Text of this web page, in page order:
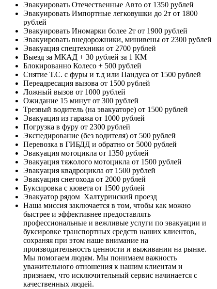
Эвакуировать Отечественные Авто от 1350 рублей
Эвакуировать Импортные легковушки до 2т от 1800
рублей
Эвакуировать Иномарки более 2т от 1900 рублей
Эвакуировать внедорожники, минивены от 2300 рублей
Эвакуация спецтехники от 2700 рублей
Выезд за МКАД + 30 рублей за 1 КМ
Блокированно Колесо + 500 рублей
Снятие Т.С. с фуры и т.д или Пандуса от 1500 рублей
Переадресация вызова от 1500 рублей
Ложный вызов от 1000 рублей
Ожидание 15 минут от 300 рублей
Трезвый водитель (на эвакуаторе) от 1500 рублей
Эвакуация из гаража от 1000 рублей
Погрузка в фуру от 2300 рублей
Экспедирование (без водителя) от 500 рублей
Перевозка в ГИБДД и обратно от 5000 рублей
Эвакуация мотоцикла от 1350 рублей
Эвакуация тяжолого мотоцикла от 1500 рублей
Эвакуация квадроцикла от 1500 рублей
Эвакуация снегохода от 2000 рублей
Буксировка с кювета от 1500 рублей
Эвакуатор рядом Халтуринский проезд
Наша миссия заключается в том, чтобы как можно
быстрее и эффективнее предоставлять
профессиональные и вежливые услуги по эвакуации и
буксировке транспортных средств наших клиентов,
сохраняя при этом наше внимание на
производительность ценности и выживании на рынке.
Мы помогаем людям. Мы понимаем важность
уважительного отношения к нашим клиентам и
признаем, что исключительный сервис начинается с
качественных людей.